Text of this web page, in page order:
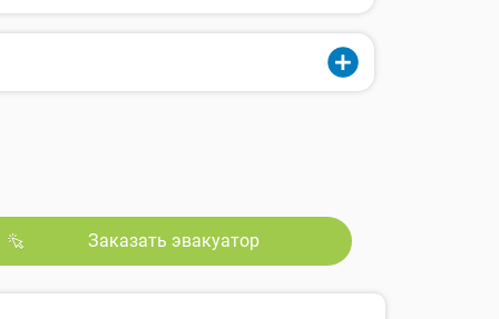
Заказать эвакуатор